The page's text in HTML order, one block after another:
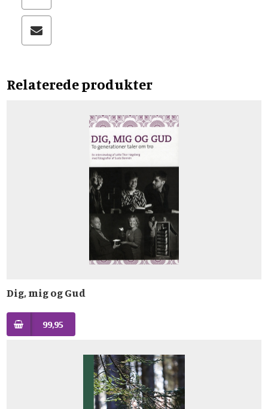
Relaterede produkter
Dig, mig og Gud
99,95